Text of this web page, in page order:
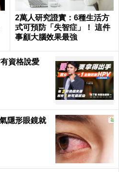
2萬人研究證實：6種生活方
式可預防「失智症」！ 這件
事顧大腦效果最強
資格說愛
隱形眼鏡就